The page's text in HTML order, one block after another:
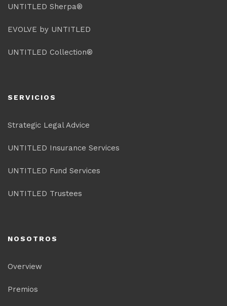
UNTITLED Sherpa®
EVOLVE by UNTITLED
UNTITLED Collection®
SERVICIOS
Strategic Legal Advice
UNTITLED Insurance Services
UNTITLED Fund Services
UNTITLED Trustees
NOSOTROS
Overview
Premios